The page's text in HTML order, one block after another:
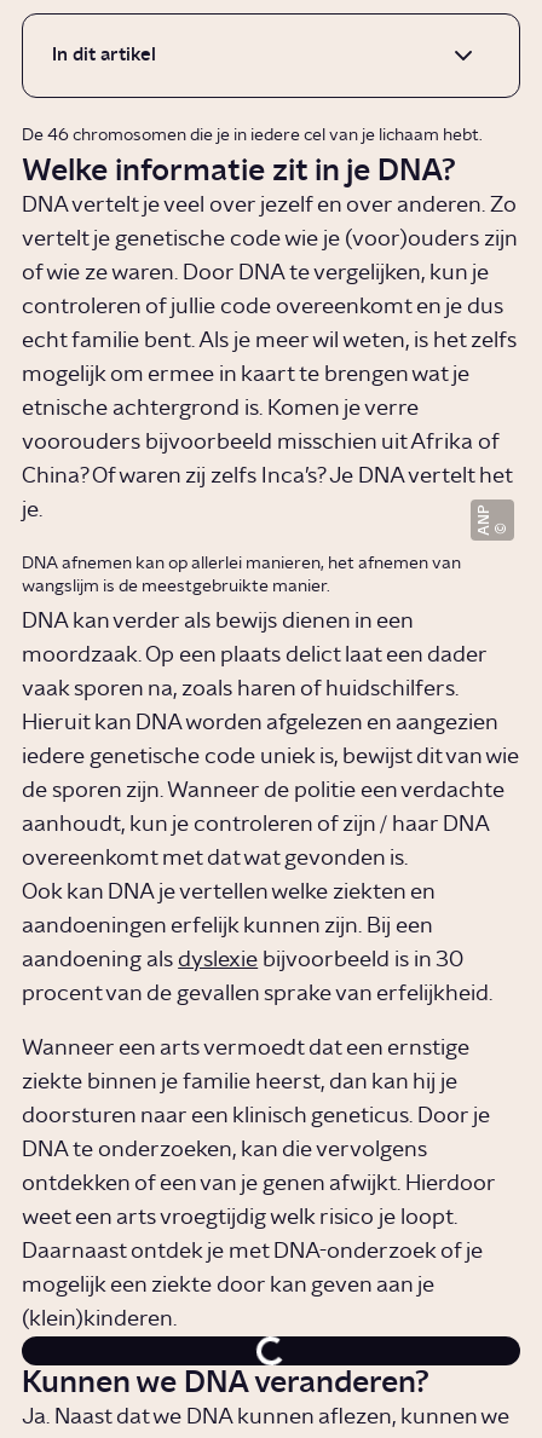
In dit artikel
De 46 chromosomen die je in iedere cel van je lichaam hebt.
Welke informatie zit in je DNA?
DNA vertelt je veel over jezelf en over anderen. Zo
vertelt je genetische code wie je (voor)ouders zijn
of wie ze waren. Door DNA te vergelijken, kun je
controleren of jullie code overeenkomt en je dus
echt familie bent. Als je meer wil weten, is het zelfs
mogelijk om ermee in kaart te brengen wat je
etnische achtergrond is. Komen je verre
voorouders bijvoorbeeld misschien uit Afrika of
China? Of waren zij zelfs Inca’s? Je DNA vertelt het
je.
ANP
DNA afnemen kan op allerlei manieren, het afnemen van
wangslijm is de meestgebruikte manier.
DNA kan verder als bewijs dienen in een
moordzaak. Op een plaats delict laat een dader
vaak sporen na, zoals haren of huidschilfers.
Hieruit kan DNA worden afgelezen en aangezien
iedere genetische code uniek is, bewijst dit van wie
de sporen zijn. Wanneer de politie een verdachte
aanhoudt, kun je controleren of zijn / haar DNA
overeenkomt met dat wat gevonden is.
Ook kan DNA je vertellen welke ziekten en
aandoeningen erfelijk kunnen zijn. Bij een
aandoening als dyslexie bijvoorbeeld is in 30
procent van de gevallen sprake van erfelijkheid.
Wanneer een arts vermoedt dat een ernstige
ziekte binnen je familie heerst, dan kan hij je
doorsturen naar een klinisch geneticus. Door je
DNA te onderzoeken, kan die vervolgens
ontdekken of een van je genen afwijkt. Hierdoor
weet een arts vroegtijdig welk risico je loopt.
Daarnaast ontdek je met DNA-onderzoek of je
mogelijk een ziekte door kan geven aan je
(klein)kinderen.
Kunnen we DNA veranderen?
Ja. Naast dat we DNA kunnen aflezen, kunnen we